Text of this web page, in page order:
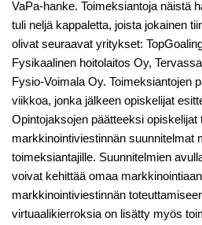
VaPa-hanke. Toimeksiantoja näistä
tuli neljä kappaletta, joista jokainen
olivat seuraavat yritykset:
Fysikaalinen hoitolaitos Oy,
Fysio-Voimala Oy. Toimeksiantojen
viikkoa, jonka jälkeen opiskelijat
Opintojaksojen päätteeksi
markkinointiviestinnän suunnitelmat
toimeksiantajille. Suunnitelmien
voivat kehittää omaa
markkinointiviestinnän
virtuaalikierroksia on lisätty myös